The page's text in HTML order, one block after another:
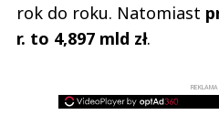
rok do roku. Natomiast
r. to 4,897 mld zł.
REKLAMA